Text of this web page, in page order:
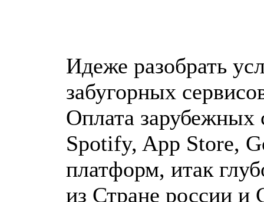
Идеже разобрать
забугорных
Оплата зарубежных
Spotify, App Store,
платформ, итак
из Стране россии и